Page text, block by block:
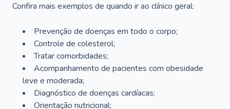
Confira mais exemplos de quando ir ao clínico geral:
Prevenção de doenças em todo o corpo;
Controle de colesterol;
Tratar comorbidades;
Acompanhamento de pacientes com obesidade
leve e moderada;
Diagnóstico de doenças cardíacas;
Orientação nutricional;